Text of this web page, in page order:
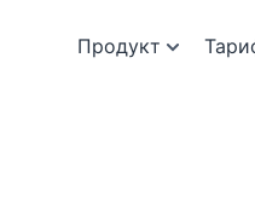
Продукт